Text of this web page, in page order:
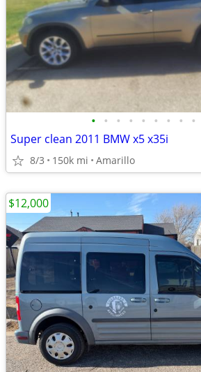
• • • • • • • • •
Super clean 2011 BMW x5 x35i
8/3 150k mi Amarillo
$12,000